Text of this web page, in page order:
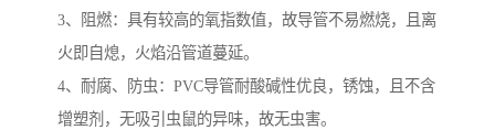
3、阻燃：具有较高的氧指数值，故导管不易燃烧，且离
火即自熄，火焰沿管道蔓延。
4、耐腐、防虫：PVC导管耐酸碱性优良，锈蚀，且不含
增塑剂，无吸引虫鼠的异味，故无虫害。